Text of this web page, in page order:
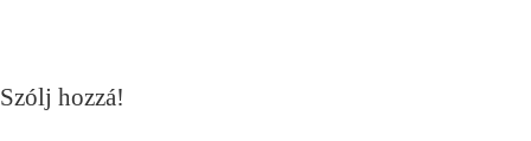
Szólj hozzá!